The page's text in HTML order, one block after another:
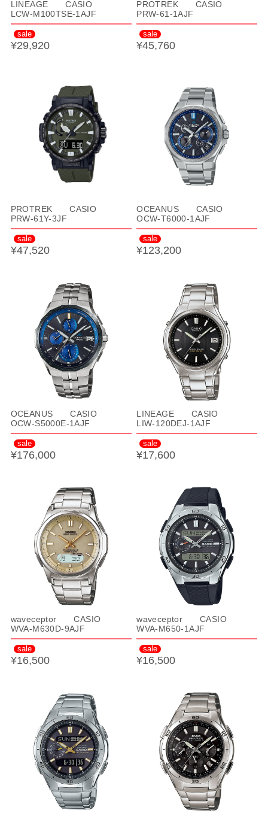
LINEAGE CASIO
LCW-M100TSE-1AJF
sale
¥29,920
PROTREK CASIO
PRW-61-1AJF
sale
¥45,760
PROTREK CASIO
PRW-61Y-3JF
sale
¥47,520
OCEANUS CASIO
OCW-T6000-1AJF
sale
¥123,200
OCEANUS CASIO
OCW-S5000E-1AJF
sale
¥176,000
LINEAGE CASIO
LIW-120DEJ-1AJF
sale
¥17,600
waveceptor CASIO
WVA-M630D-9AJF
sale
¥16,500
waveceptor CASIO
WVA-M650-1AJF
sale
¥16,500